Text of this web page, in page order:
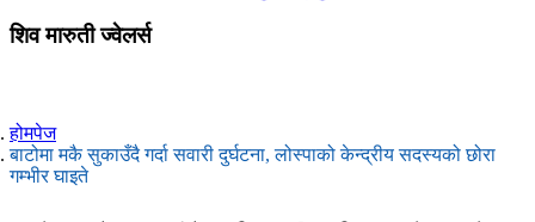
शिव मारुती ज्वेलर्स
होमपेज
बाटोमा मकै सुकाउँदै गर्दा सवारी दुर्घटना, लोस्पाको केन्द्रीय सदस्यको छोरा
गम्भीर घाइते